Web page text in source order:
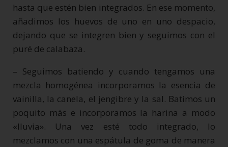
hasta que estén bien integrados. En ese momento,
añadimos los huevos de uno en uno despacio,
dejando que se integren bien y seguimos con el
puré de calabaza.
– Seguimos batiendo y cuando tengamos una
mezcla homogénea incorporamos la esencia de
vainilla, la canela, el jengibre y la sal. Batimos un
poquito más e incorporamos la harina a modo
«lluvia». Una vez esté todo integrado, lo
mezclamos con una espátula de goma de manera